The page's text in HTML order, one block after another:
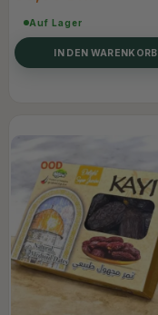
Auf Lager
IN DEN WARENKORB